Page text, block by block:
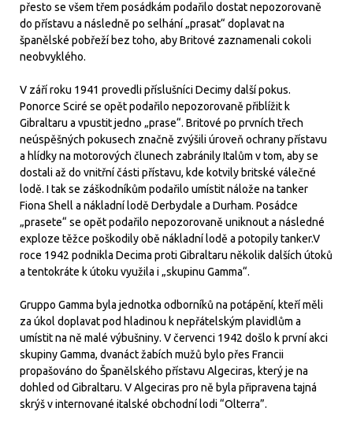
přesto se všem třem posádkám podařilo dostat nepozorovaně
do přístavu a následně po selhání „prasat“ doplavat na
španělské pobřeží bez toho, aby Britové zaznamenali cokoli
neobvyklého.
V září roku 1941 provedli příslušníci Decimy další pokus.
Ponorce Sciré se opět podařilo nepozorovaně přiblížit k
Gibraltaru a vpustit jedno „prase“. Britové po prvních třech
neúspěšných pokusech značně zvýšili úroveň ochrany přístavu
a hlídky na motorových člunech zabránily Italům v tom, aby se
dostali až do vnitřní části přístavu, kde kotvily britské válečné
lodě. I tak se záškodníkům podařilo umístit nálože na tanker
Fiona Shell a nákladní lodě Derbydale a Durham. Posádce
„prasete“ se opět podařilo nepozorovaně uniknout a následné
exploze těžce poškodily obě nákladní lodě a potopily tanker.V
roce 1942 podnikla Decima proti Gibraltaru několik dalších útoků
a tentokráte k útoku využila i „skupinu Gamma“.
Gruppo Gamma byla jednotka odborníků na potápění, kteří měli
za úkol doplavat pod hladinou k nepřátelským plavidlům a
umístit na ně malé výbušniny. V červenci 1942 došlo k první akci
skupiny Gamma, dvanáct žabích mužů bylo přes Francii
propašováno do Španělského přístavu Algeciras, který je na
dohled od Gibraltaru. V Algeciras pro ně byla připravena tajná
skrýš v internované italské obchodní lodi “Olterra”.